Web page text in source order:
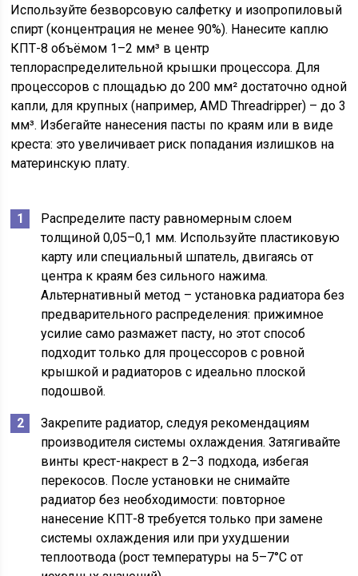
Используйте безворсовую салфетку и изопропиловый
спирт (концентрация не менее 90%). Нанесите каплю
КПТ-8 объёмом 1–2 мм³ в центр
теплораспределительной крышки процессора. Для
процессоров с площадью до 200 мм² достаточно одной
капли, для крупных (например, AMD Threadripper) – до 3
мм³. Избегайте нанесения пасты по краям или в виде
креста: это увеличивает риск попадания излишков на
материнскую плату.
Распределите пасту равномерным слоем
толщиной 0,05–0,1 мм. Используйте пластиковую
карту или специальный шпатель, двигаясь от
центра к краям без сильного нажима.
Альтернативный метод – установка радиатора без
предварительного распределения: прижимное
усилие само размажет пасту, но этот способ
подходит только для процессоров с ровной
крышкой и радиаторов с идеально плоской
подошвой.
Закрепите радиатор, следуя рекомендациям
производителя системы охлаждения. Затягивайте
винты крест-накрест в 2–3 подхода, избегая
перекосов. После установки не снимайте
радиатор без необходимости: повторное
нанесение КПТ-8 требуется только при замене
системы охлаждения или при ухудшении
теплоотвода (рост температуры на 5–7°C от